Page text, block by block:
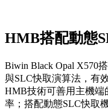
HMB搭配動態
Biwin Black Opal X570
與SLC快取演算法，有
HMB技術可善用主機端
率；搭配動態SLC快取